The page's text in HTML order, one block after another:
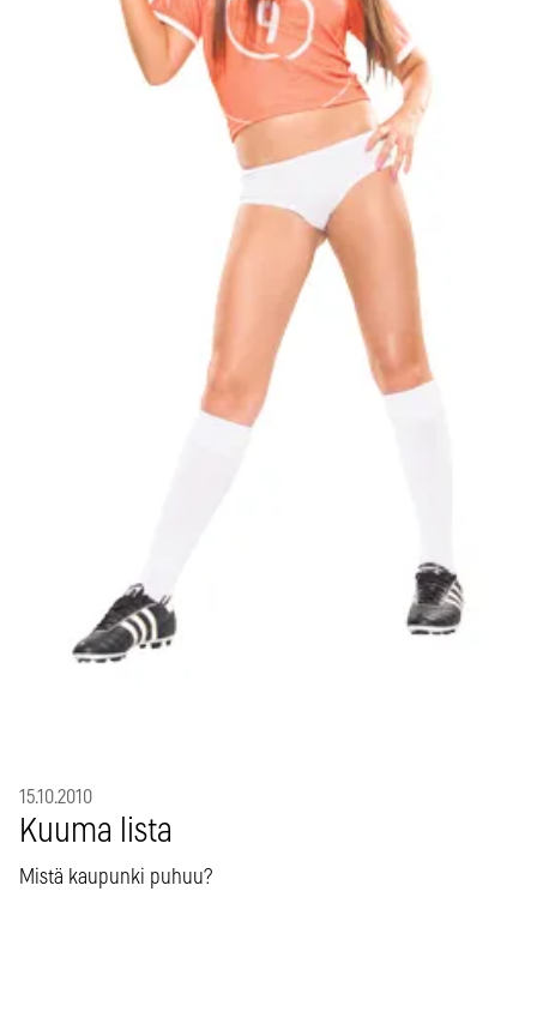
15.10.2010
Kuuma lista
Mistä kaupunki puhuu?